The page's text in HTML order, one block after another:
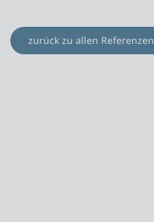
zurück zu allen Referenzen